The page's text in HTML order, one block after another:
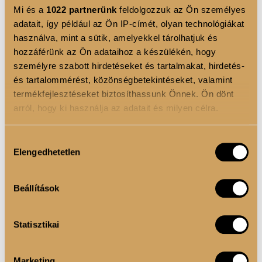
Mi és a 1022 partnerünk feldolgozzuk az Ön személyes
adatait, így például az Ön IP-címét, olyan technológiákat
használva, mint a sütik, amelyekkel tárolhatjuk és
hozzáférünk az Ön adataihoz a készülékén, hogy
személyre szabott hirdetéseket és tartalmakat, hirdetés-
és tartalommérést, közönségbetekintéseket, valamint
termékfejlesztéseket biztosíthassunk Önnek. Ön dönt
arról, hogy ki használja az adatait és milyen célra.
Információgyűjtés az Ön földrajzi elhelyezkedéséről
Az Ön készülékén beazonosítása annak konkrét
tulajdonságainak (ujjlenyomat) aktív ellenőrzésével
módjairól és adja meg preferenciáit a
kiválasztása
Elengedhetetlen
Beállítások
Statisztikai
Microbiome and Mental Health. Retrieved from Harvard
Health.